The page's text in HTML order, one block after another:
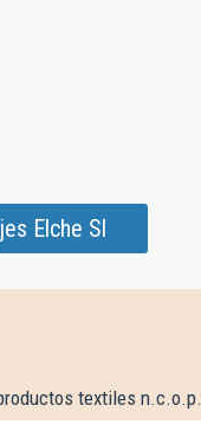
Elche Sl
textiles n.c.o.p.